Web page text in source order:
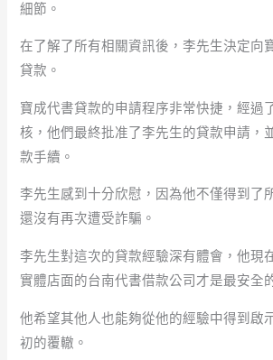
細節。
在了解了所有相關資訊後，李先生決定向
貸款。
寶成代書貸款的申請程序非常快捷，經過
核，他們最終批准了李先生的貸款申請，
款手續。
李先生感到十分欣慰，因為他不僅得到了
還沒有再次遭受詐騙。
李先生對這次的貸款經驗深有體會，他現
實體店面的台南代書借款公司才是最安全
他希望其他人也能夠從他的經驗中得到啟
初的覆轍。